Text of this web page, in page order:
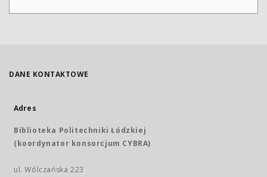
DANE KONTAKTOWE
Adres
Biblioteka Politechniki Łódzkiej
(koordynator konsorcjum CYBRA)
ul. Wólczańska 223